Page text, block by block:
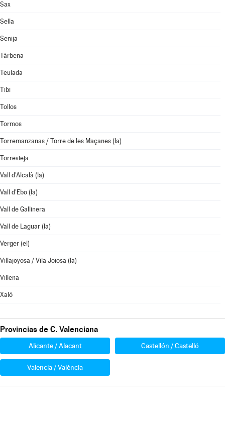
Sax
Sella
Senija
Tàrbena
Teulada
Tibi
Tollos
Tormos
Torremanzanas / Torre de les Maçanes (la)
Torrevieja
Vall d'Alcalà (la)
Vall d'Ebo (la)
Vall de Gallinera
Vall de Laguar (la)
Verger (el)
Villajoyosa / Vila Joiosa (la)
Villena
Xaló
Provincias de C. Valenciana
Alicante / Alacant Castellón / Castelló
Valencia / València